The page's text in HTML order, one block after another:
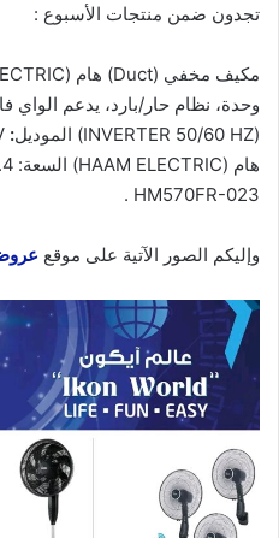
تجدون ضمن منتجات الأسبوع :
مكيف مخفي (Duct) هام (HAAM ELECTRIC) المواصفات
(INVERTER 50/60 HZ) الموديل
:
HM570FR-023 .
وإليكم الصور الآتية على موقع